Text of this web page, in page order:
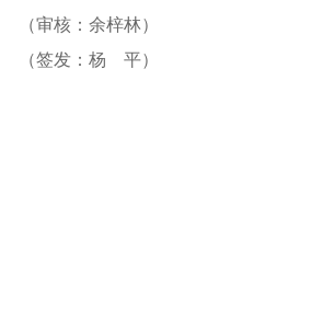
（审核：余梓林）
（签发：杨 平）